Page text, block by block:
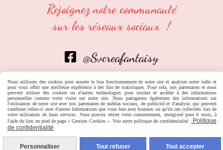
Rejoignez notre communauté
sur les réseaux sociaux !
 @Svcreafantaisy
Mentions Légales Conditions Générales De Vente
Politique De Confidentialité Gestion Cookies Mon Compte
Nous utilisons des cookies pour assurer le bon fonctionnement de notre site et analyser notre trafic et
pour vous offrir une meilleure expérience à des fins de statistiques. Pour cela, nos partenaires et nous
peuvent utiliser des cookies ou d'autres technologies pour stocker et accéder à des informations
personnelles comme votre visite sur notre site. Nous partageons également des informations sur
l'utilisation de notre site avec nos partenaires de médias sociaux, de publicité et d'analyse, qui peuvent
combiner celles-ci avec d'autres informations que vous leur avez fournies ou qu'ils ont collectées lors de
votre utilisation de leurs services. Vous pouvez retirer votre consentement, enregistré pour 6 mois, à
l'aide du lien en pied de page « Gestion Cookies ». Voir notre politique de confidentialité : Politique
de confidentialité
Personnaliser Tout refuser Tout accepter